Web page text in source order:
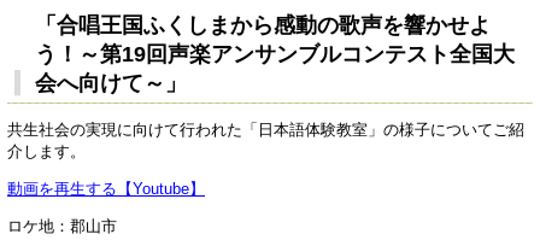
「合唱王国ふくしまから感動の歌声を響かせよ
う！～第19回声楽アンサンブルコンテスト全国大
会へ向けて～」
共生社会の実現に向けて行われた「日本語体験教室」の様子についてご紹
介します。
動画を再生する【Youtube】
ロケ地：郡山市